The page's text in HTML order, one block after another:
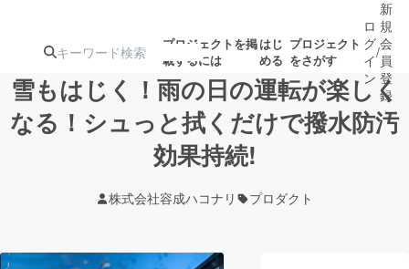
プロジェクトを掲
載するには
はじ
める
プロジェクト
をさがす
注目の新着プロ募集終了が近いプ
ロ
グ
イ
ン
/
新
規
会
員
登
録
雪もはじく！雨の日の運転が楽しく
なる！シュっと拭くだけで撥水防汚
効果持続!
株式会社容成ハコナリ プロダクト